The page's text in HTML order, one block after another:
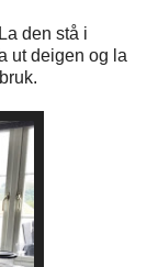
den stå i
ut deigen og la